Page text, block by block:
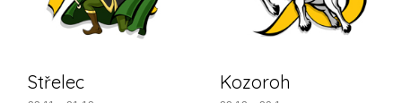
Střelec Kozoroh